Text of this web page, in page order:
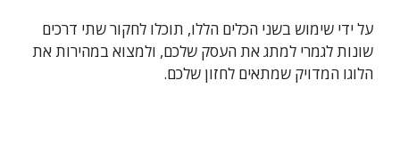
על ידי שימוש בשני הכלים הללו, תוכלו לחקור שתי דרכים
שונות לגמרי למתג את העסק שלכם, ולמצוא במהירות את
הלוגו המדויק שמתאים לחזון שלכם.